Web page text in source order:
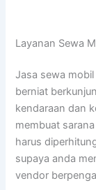
Layanan Sewa
Jasa sewa
berniat
kendaraan dan
membuat
harus
supaya anda
vendor